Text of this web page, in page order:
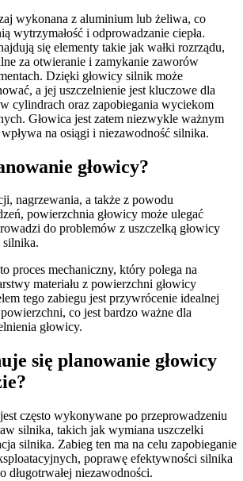
wykonana z aluminium lub żeliwa, co
wytrzymałość i odprowadzanie ciepła.
się elementy takie jak wałki rozrządu,
za otwieranie i zamykanie zaworów
Dzięki głowicy silnik może
a jej uszczelnienie jest kluczowe dla
cylindrach oraz zapobiegania wyciekom
Głowica jest zatem niezwykle ważnym
na osiągi i niezawodność silnika.
głowicy?
nagrzewania, a także z powodu
powierzchnia głowicy może ulegać
do problemów z uszczelką głowicy
silnika.
proces mechaniczny, który polega na
materiału z powierzchni głowicy
tego zabiegu jest przywrócenie idealnej
powierzchni, co jest bardzo ważne dla
głowicy.
się planowanie głowicy
często wykonywane po przeprowadzeniu
silnika, takich jak wymiana uszczelki
silnika. Zabieg ten ma na celu zapobieganie
poprawę efektywności silnika
długotrwałej niezawodności.